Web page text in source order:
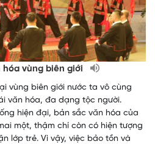
vùng biên giới
vùng biên giới nước ta vô cùng
văn hóa, đa dạng tộc người.
hiện đại, bản sắc văn hóa của
một, thậm chí còn có hiện tượng
lớp trẻ. Vì vậy, việc bảo tồn và